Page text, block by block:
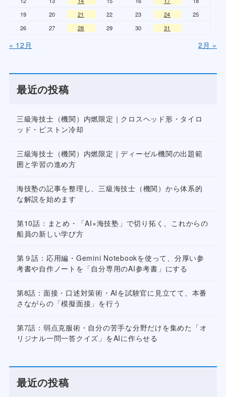
19
20 21 22 23 24
25
26
27 28 29 30 31
« 12月 2月 »
最近の投稿
三級海技士（機関）内燃限定｜クロスヘッド形・タイロ
ッド・ピストン冷却
三級海技士（機関）内燃限定｜ディーゼル機関の出題範
囲と学習の進め方
海技塾の記事を整理し、三級海技士（機関）から体系的
な解説を始めます
第10話：まとめ・「AI×海技塾」で切り拓く、これからの
船員の新しい学び方
第９話：応用編・Gemini Notebookを使って、分厚い参
考書や自作ノートを「自分専用のAI参考書」にする
第8話：面接・口述対策術・AIを試験官に見立てて、本番
さながらの「模擬面接」を行う
第7話：弱点克服術・自分の苦手な分野だけを集めた「オ
リジナル一問一答クイズ」をAIに作らせる
最近の投稿